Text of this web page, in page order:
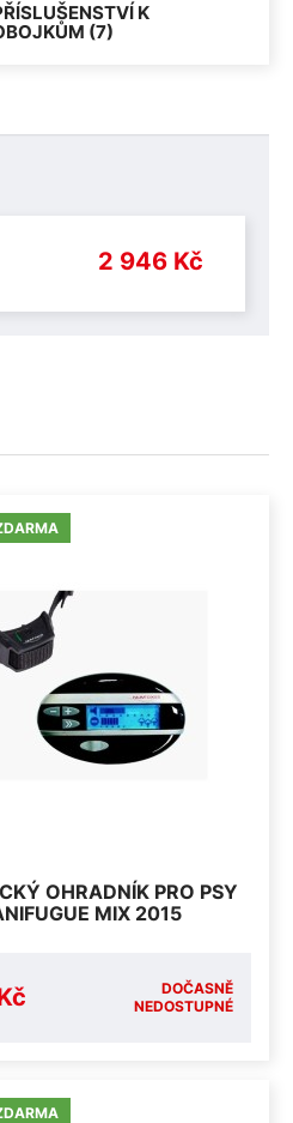
K
(7)
2 946 Kč
OHRADNÍK PRO PSY
MIX 2015
DOČASNĚ
NEDOSTUPNÉ